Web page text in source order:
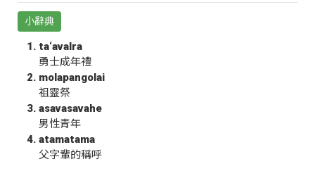
小辭典
ta‘avalra
勇士成年禮
molapangolai
祖靈祭
asavasavahe
男性青年
atamatama
父字輩的稱呼